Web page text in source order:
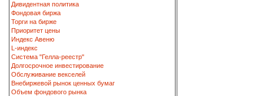
Дивидентная политика
Фондовая биржа
Торги на бирже
Приоритет цены
Индекс Авеню
L-индекс
Система "Гелла-реестр"
Долгосрочное инвестирование
Обслуживание векселей
Внебиржевой рынок ценных бумаг
Объем фондового рынка